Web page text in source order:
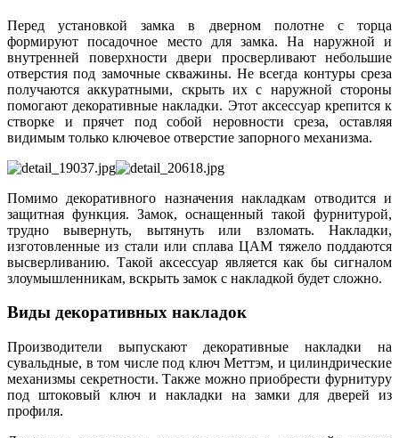
Перед установкой замка в дверном полотне с торца
формируют посадочное место для замка. На наружной и
внутренней поверхности двери просверливают небольшие
отверстия под замочные скважины. Не всегда контуры среза
получаются аккуратными, скрыть их с наружной стороны
помогают декоративные накладки. Этот аксессуар крепится к
створке и прячет под собой неровности среза, оставляя
видимым только ключевое отверстие запорного механизма.
Помимо декоративного назначения накладкам отводится и
защитная функция. Замок, оснащенный такой фурнитурой,
трудно вывернуть, вытянуть или взломать. Накладки,
изготовленные из стали или сплава ЦАМ тяжело поддаются
высверливанию. Такой аксессуар является как бы сигналом
злоумышленникам, вскрыть замок с накладкой будет сложно.
Виды декоративных накладок
Производители выпускают декоративные накладки на
сувальдные, в том числе под ключ Меттэм, и цилиндрические
механизмы секретности. Также можно приобрести фурнитуру
под штоковый ключ и накладки на замки для дверей из
профиля.